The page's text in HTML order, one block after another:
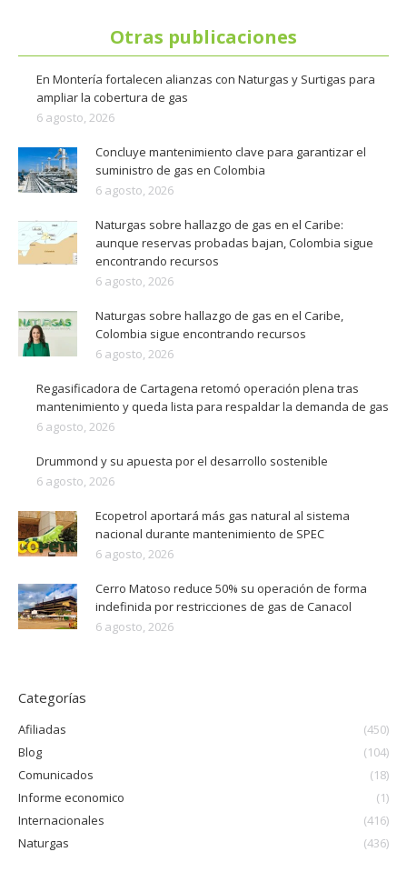
Otras publicaciones
En Montería fortalecen alianzas con Naturgas y Surtigas para
ampliar la cobertura de gas
6 agosto, 2026
Concluye mantenimiento clave para garantizar el
suministro de gas en Colombia
6 agosto, 2026
Naturgas sobre hallazgo de gas en el Caribe:
aunque reservas probadas bajan, Colombia sigue
encontrando recursos
6 agosto, 2026
Naturgas sobre hallazgo de gas en el Caribe,
Colombia sigue encontrando recursos
6 agosto, 2026
Regasificadora de Cartagena retomó operación plena tras
mantenimiento y queda lista para respaldar la demanda de gas
6 agosto, 2026
Drummond y su apuesta por el desarrollo sostenible
6 agosto, 2026
Ecopetrol aportará más gas natural al sistema
nacional durante mantenimiento de SPEC
6 agosto, 2026
Cerro Matoso reduce 50% su operación de forma
indefinida por restricciones de gas de Canacol
6 agosto, 2026
Categorías
Afiliadas
(450)
Blog
(104)
Comunicados
(18)
Informe economico
(1)
Internacionales
(416)
Naturgas
(436)